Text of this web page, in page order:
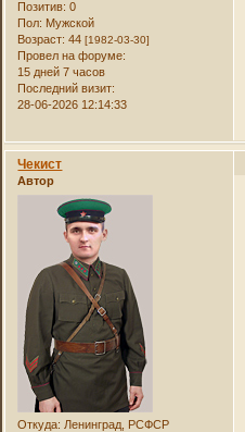
Позитив: 0
Пол: Мужской
Возраст: 44[1982-03-30]
Провел на форуме:
15 дней 7 часов
Последний визит:
28-06-2026 12:14:33
Чекист
Автор
Откуда: Ленинград, РСФСР